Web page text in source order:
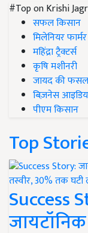
#Top on Krishi
सफल किसान
मिलेनियर
महिंद्रा ट्रैक्टर्स
कृषि मशीनरी
जायद की फसल
बिज़नेस
पीएम किसान
Top
Success